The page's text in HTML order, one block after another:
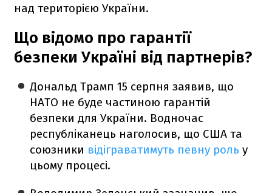
над територією України.
Що відомо про гарантії
безпеки Україні від партнерів?
Дональд Трамп 15 серпня заявив, що
НАТО не буде частиною гарантій
безпеки для України. Водночас
республіканець наголосив, що США та
союзники відіграватимуть певну рольу
цьому процесі.